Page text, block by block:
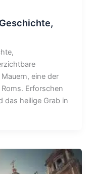
eine der
Erforschen
das heilige Grab in